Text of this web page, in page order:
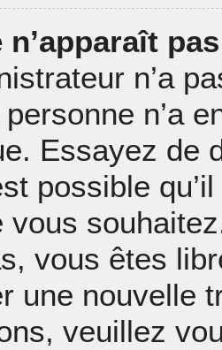
n’apparaît
n’a
n’a
Essayez de
possible
vous
vous êtes
une nouvelle
veuillez